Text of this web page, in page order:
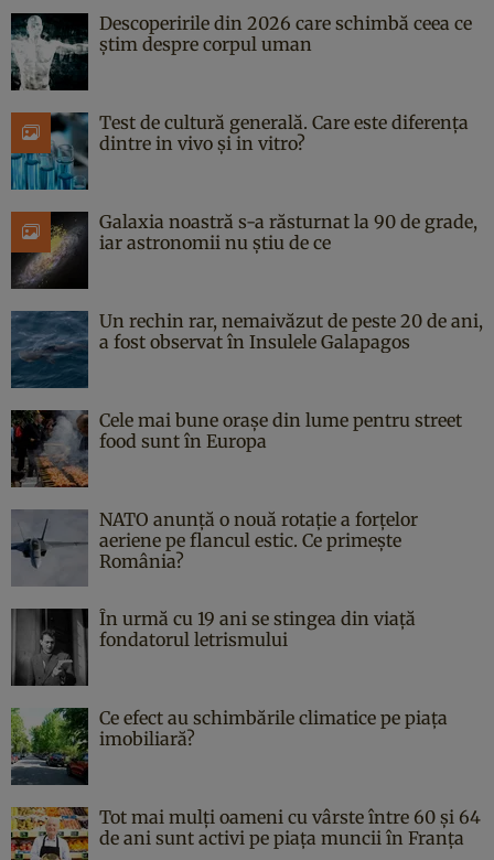
Descoperirile din 2026 care schimbă ceea ce
știm despre corpul uman
Test de cultură generală. Care este diferența
dintre in vivo și in vitro?
Galaxia noastră s-a răsturnat la 90 de grade,
iar astronomii nu știu de ce
Un rechin rar, nemaivăzut de peste 20 de ani,
a fost observat în Insulele Galapagos
Cele mai bune orașe din lume pentru street
food sunt în Europa
NATO anunță o nouă rotație a forțelor
aeriene pe flancul estic. Ce primește
România?
În urmă cu 19 ani se stingea din viaţă
fondatorul letrismului
Ce efect au schimbările climatice pe piața
imobiliară?
Tot mai mulți oameni cu vârste între 60 și 64
de ani sunt activi pe piața muncii în Franța